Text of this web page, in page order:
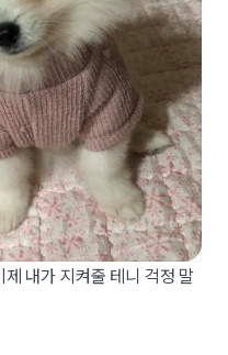
내가 지켜줄 테니 걱정 말